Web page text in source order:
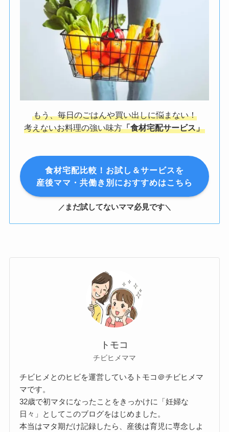
もう、毎日のごはんや買い出しに悩まない！
考えないお料理の強い味方「食材宅配サービス」
食材宅配比較！お試し＆サービスを
産後ママ・共働き別におすすめはこちら
／ まだ試してないママ必見です＼
トモコ
チビヒメママ
チビヒメとのヒビを運営しているトモコ＠チビヒメマ
マです。
32歳で初マタになったことをきっかけに「妊婦な
日々」としてこのブログをはじめました。
本当はマタ期だけ記録したら、産後は育児に専念しよ